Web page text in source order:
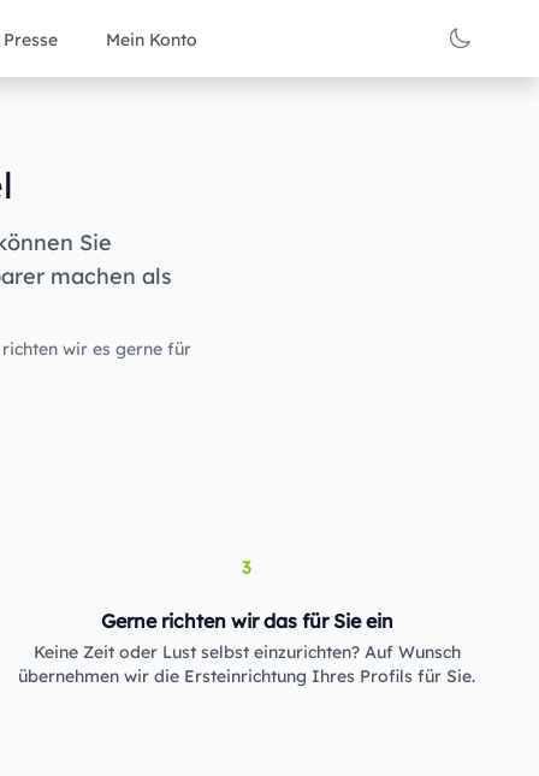
Presse Mein Konto
Sie
machen als
wir es gerne für
3
Gerne richten wir das für Sie ein
Keine Zeit oder Lust selbst einzurichten? Auf Wunsch
übernehmen wir die Ersteinrichtung Ihres Profils für Sie.